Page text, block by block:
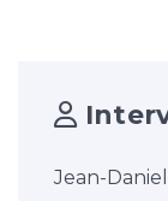
Jean-